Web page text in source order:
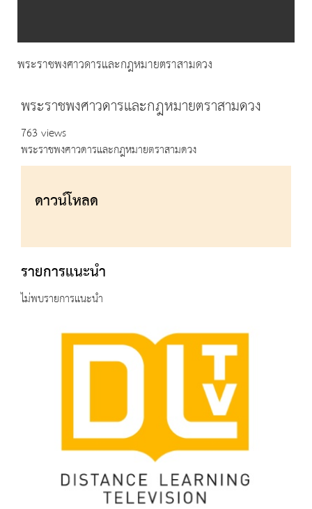
พระราชพงศาวดารและกฎหมายตราสามดวง
พระราชพงศาวดารและกฎหมายตราสามดวง
763 views
พระราชพงศาวดารและกฎหมายตราสามดวง
ดาวน์โหลด
รายการแนะนำ
ไม่พบรายการแนะนำ